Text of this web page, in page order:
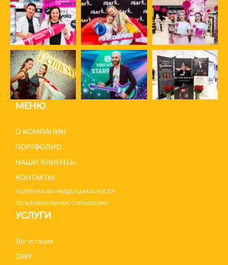
МЕНЮ
О КОМПАНИИ
ПОРТФОЛИО
НАШИ КЛИЕНТЫ
КОНТАКТЫ
ПОЛИТИКА КОНФИДЕНЦИАЛЬНОСТИ
ПОЛЬЗОВАТЕЛЬСКОЕ СОГЛАШЕНИЕ
УСЛУГИ
Дегустация
GWP